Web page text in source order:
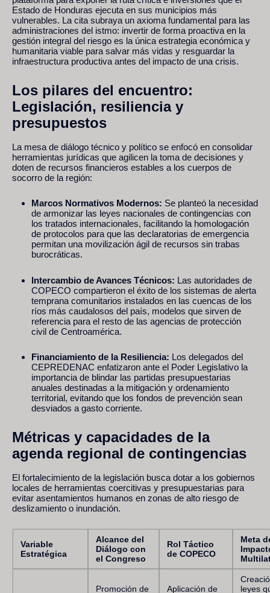
Estado de Honduras ejecuta en sus municipios más
vulnerables. La cita subraya un axioma fundamental para las
administraciones del istmo: invertir de forma proactiva en la
gestión integral del riesgo es la única estrategia económica y
humanitaria viable para salvar más vidas y resguardar la
infraestructura productiva antes del impacto de una crisis.
Los pilares del encuentro:
Legislación, resiliencia y
presupuestos
La mesa de diálogo técnico y político se enfocó en consolidar
herramientas jurídicas que agilicen la toma de decisiones y
doten de recursos financieros estables a los cuerpos de
socorro de la región:
Marcos Normativos Modernos: Se planteó la necesidad
de armonizar las leyes nacionales de contingencias con
los tratados internacionales, facilitando la homologación
de protocolos para que las declaratorias de emergencia
permitan una movilización ágil de recursos sin trabas
burocráticas.
Intercambio de Avances Técnicos: Las autoridades de
COPECO compartieron el éxito de los sistemas de alerta
temprana comunitarios instalados en las cuencas de los
ríos más caudalosos del país, modelos que sirven de
referencia para el resto de las agencias de protección
civil de Centroamérica.
Financiamiento de la Resiliencia: Los delegados del
CEPREDENAC enfatizaron ante el Poder Legislativo la
importancia de blindar las partidas presupuestarias
anuales destinadas a la mitigación y ordenamiento
territorial, evitando que los fondos de prevención sean
desviados a gasto corriente.
Métricas y capacidades de la
agenda regional de contingencias
El fortalecimiento de la legislación busca dotar a los gobiernos
locales de herramientas coercitivas y presupuestarias para
evitar asentamientos humanos en zonas de alto riesgo de
deslizamiento o inundación.
Variable
Estratégica
Alcance del
Diálogo con
el Congreso
Rol Táctico
de COPECO
Meta
Promoción de
Aplicación de
leyes